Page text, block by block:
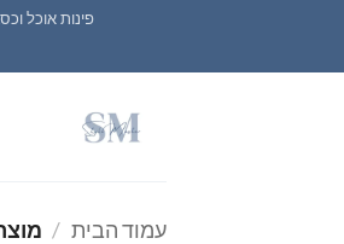
content
פינות אוכל
עמוד הבית /